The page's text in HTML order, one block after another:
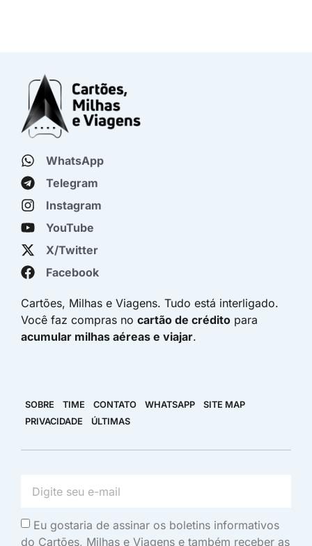
WhatsApp
Telegram
Instagram
YouTube
X/Twitter
Facebook
Cartões, Milhas e Viagens. Tudo está interligado.
Você faz compras no cartão de crédito para
acumular milhas aéreas e viajar.
SOBRE TIME CONTATO WHATSAPP
SITE MAP
PRIVACIDADE
ÚLTIMAS
Eu gostaria de assinar os boletins informativos
do Cartões, Milhas e Viagens e também receber as